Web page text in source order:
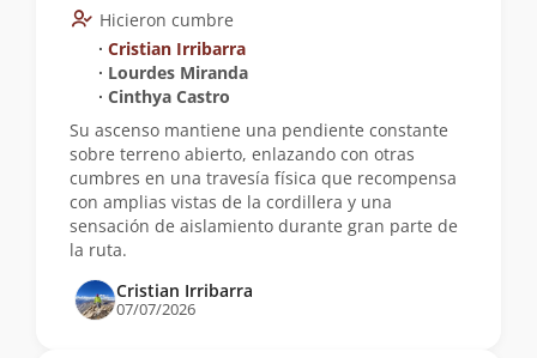
Hicieron cumbre
∙ Cristian Irribarra
∙ Lourdes Miranda
∙ Cinthya Castro
Su ascenso mantiene una pendiente constante
sobre terreno abierto, enlazando con otras
cumbres en una travesía física que recompensa
con amplias vistas de la cordillera y una
sensación de aislamiento durante gran parte de
la ruta.
Cristian Irribarra
07/07/2026